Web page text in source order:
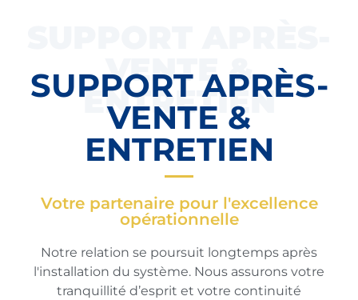
VENTE &
ENTRETIEN
SUPPORT APRÈS-
VENTE &
ENTRETIEN
Votre partenaire pour l'excellence
opérationnelle
Notre relation se poursuit longtemps après
l'installation du système. Nous assurons votre
tranquillité d’esprit et votre continuité